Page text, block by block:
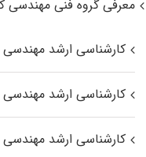
معرفی گروه فنی مهندسی
کارشناسی ارشد
کارشناسی ارشد مهندسی
کارشناسی ارشد مهندسی